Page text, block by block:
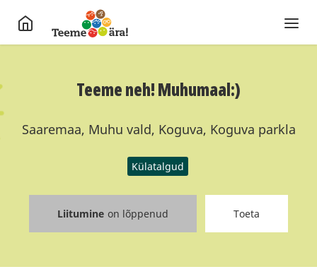
Teeme neh! Muhumaal:)
Saaremaa, Muhu vald, Koguva, Koguva parkla
Külatalgud
Liitumine on lõppenud Toeta